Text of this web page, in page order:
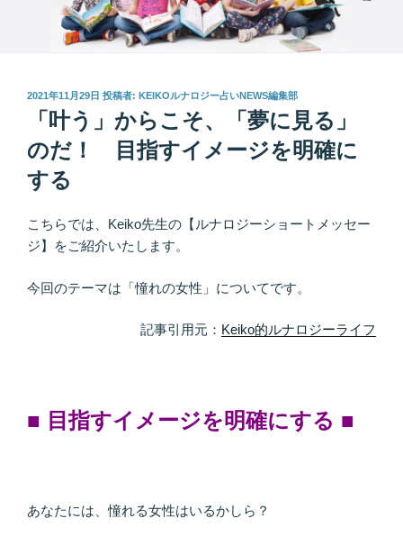
投
2021年11月29日 投稿者: KEIKOルナロジー占いNEWS編集部
「叶う」からこそ、「夢に見る」
のだ！ 目指すイメージを明確に
する
こちらでは、Keiko先生の【ルナロジーショートメッセー
ジ】をご紹介いたします。
今回のテーマは「憧れの女性」についてです。
記事引用元： Keiko的ルナロジーライフ
■ 目指すイメージを明確にする ■
あなたには、憧れる女性はいるかしら？